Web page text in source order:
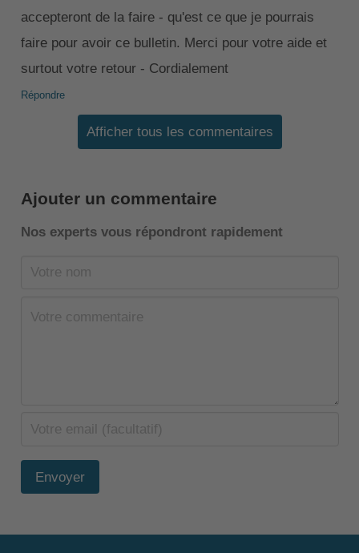
accepteront de la faire - qu'est ce que je pourrais
faire pour avoir ce bulletin. Merci pour votre aide et
surtout votre retour - Cordialement
Répondre
Afficher tous les commentaires
Ajouter un commentaire
Nos experts vous répondront rapidement
Envoyer